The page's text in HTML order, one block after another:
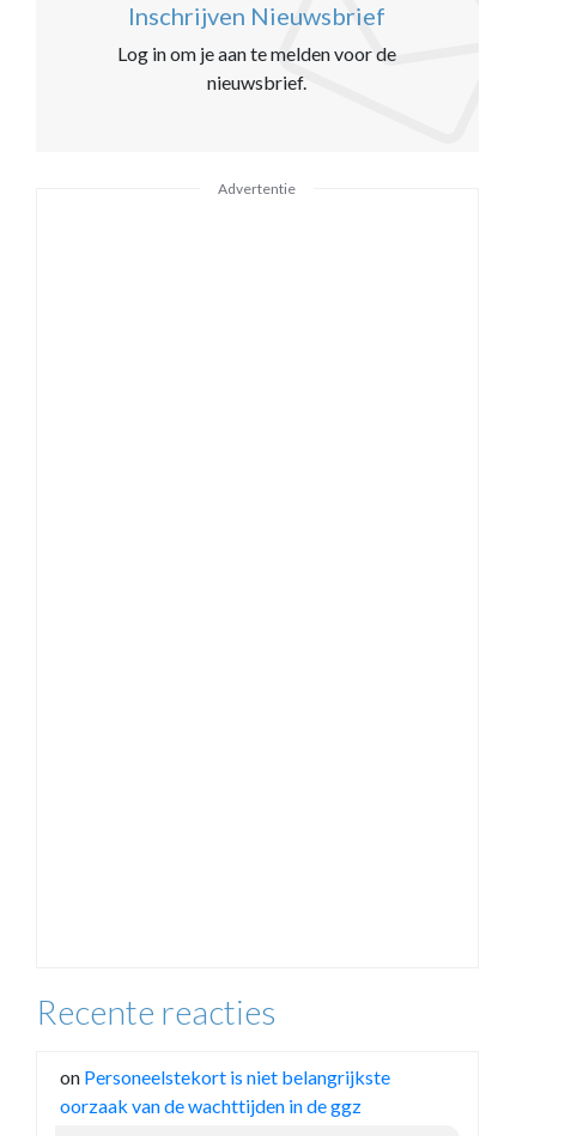
Inschrijven Nieuwsbrief
Log in om je aan te melden voor de
nieuwsbrief.
Advertentie
Recente reacties
on Personeelstekort is niet belangrijkste
oorzaak van de wachttijden in de ggz